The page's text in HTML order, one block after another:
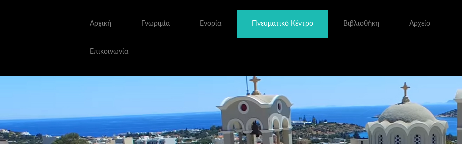
Αρχική Γνωριμία Ενορία Πνευματικό Κέντρο Βιβλιοθήκη Αρχείο
Επικοινωνία